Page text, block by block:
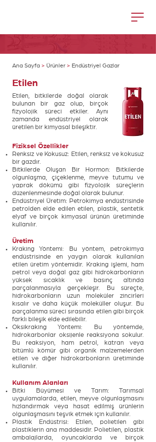
Ana Sayfa > Ürünler > Endüstriyel Gazlar
Etilen
Etilen, bitkilerde doğal olarak
bulunan bir gaz olup, birçok
fizyolojik süreci etkiler. Aynı
zamanda endüstriyel olarak
üretilen bir kimyasal bileşiktir.
Fiziksel Özellikler
Renksiz ve Kokusuz: Etilen, renksiz ve kokusuz
bir gazdır.
Bitkilerde Oluşan Bir Hormon: Bitkilerde
olgunlaşma, çiçeklenme, meyve tutumu ve
yaprak dökümü gibi fizyolojik süreçlerin
düzenlenmesinde doğal olarak bulunur.
Endüstriyel Üretim: Petrokimya endüstrisinde
petrolden elde edilen etilen, plastik, sentetik
elyaf ve birçok kimyasal ürünün üretiminde
kullanılır.
Üretim
Kraking Yöntemi: Bu yöntem, petrokimya
endüstrisinde en yaygın olarak kullanılan
etilen üretim yöntemidir. Kraking işlemi, ham
petrol veya doğal gaz gibi hidrokarbonların
yüksek sıcaklık ve basınç altında
parçalanmasıyla gerçekleşir. Bu süreçte,
hidrokarbonların uzun moleküler zincirleri
kısalır ve daha küçük moleküller oluşur. Bu
parçalanma süreci sırasında etilen gibi birçok
farklı bileşik elde edilebilir.
Oksikraking Yöntemi: Bu yöntemde,
hidrokarbonlar oksijenle reaksiyona sokulur.
Bu reaksiyon, ham petrol, katran veya
bitümlü kömür gibi organik malzemelerden
etilen ve diğer hidrokarbonların üretiminde
kullanılır.
Kullanım Alanları
Bitki Büyümesi ve Tarım: Tarımsal
uygulamalarda, etilen, meyve olgunlaşmasını
hızlandırmak veya hasat edilmiş ürünlerin
olgunlaşmasını teşvik etmek için kullanılır.
Plastik Endüstrisi: Etilen, polietilen gibi
plastiklerin ana maddesidir. Polietilen, plastik
ambalajlarda, oyuncaklarda ve birçok